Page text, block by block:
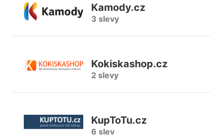
Kamody.cz
3 slevy
Kokiskashop.cz
2 slevy
KupToTu.cz
6 slev